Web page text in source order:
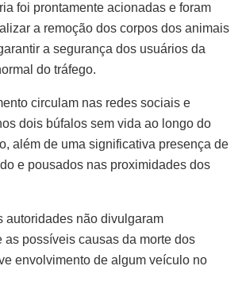
foi prontamente acionadas e foram
a remoção dos corpos dos animais
a segurança dos usuários da
do tráfego.
circulam nas redes sociais e
dois búfalos sem vida ao longo do
além de uma significativa presença de
e pousados nas proximidades dos
autoridades não divulgaram
as possíveis causas da morte dos
envolvimento de algum veículo no